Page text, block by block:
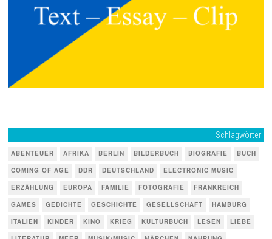
Schlagwörter
ABENTEUER AFRIKA BERLIN BILDERBUCH BIOGRAFIE
BUCH
COMING OF AGE
DDR DEUTSCHLAND
ELECTRONIC MUSIC
ERZÄHLUNG
EUROPA FAMILIE FOTOGRAFIE
FRANKREICH
GAMES
GEDICHTE GESCHICHTE GESELLSCHAFT
HAMBURG
ITALIEN
KINDER KINO KRIEG KULTURBUCH LESEN
LIEBE